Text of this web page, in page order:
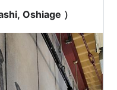
Oshiage ）